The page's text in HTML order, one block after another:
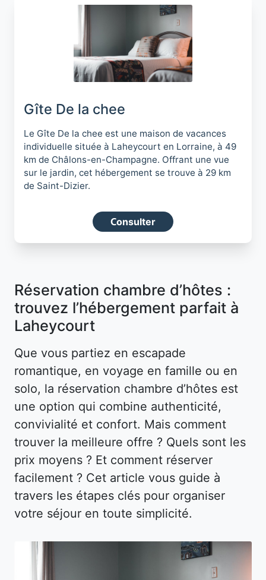
Gîte De la chee
Le Gîte De la chee est une maison de vacances
individuelle située à Laheycourt en Lorraine, à 49
km de Châlons-en-Champagne. Offrant une vue
sur le jardin, cet hébergement se trouve à 29 km
de Saint-Dizier.
Consulter
Réservation chambre d’hôtes :
trouvez l’hébergement parfait à
Laheycourt
Que vous partiez en escapade
romantique, en voyage en famille ou en
solo, la réservation chambre d’hôtes est
une option qui combine authenticité,
convivialité et confort. Mais comment
trouver la meilleure offre ? Quels sont les
prix moyens ? Et comment réserver
facilement ? Cet article vous guide à
travers les étapes clés pour organiser
votre séjour en toute simplicité.